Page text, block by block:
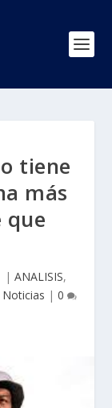
tiene
más
que
| ANALISIS,
| 0